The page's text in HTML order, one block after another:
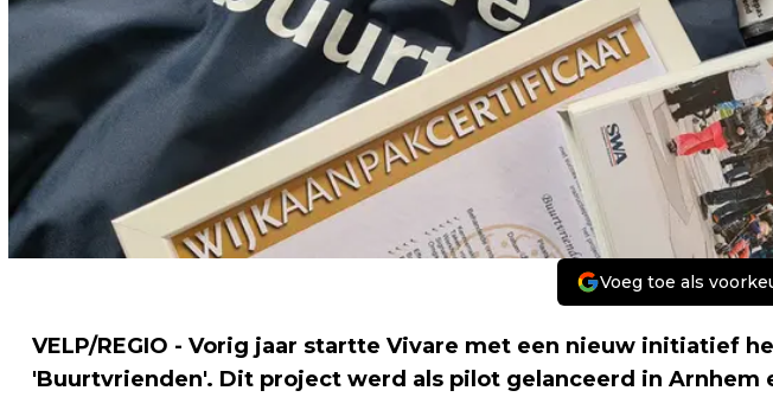
Voeg toe als
VELP/REGIO - Vorig jaar startte Vivare met een nieuw initiatief
'Buurtvrienden'. Dit project werd als pilot gelanceerd in Arnhem